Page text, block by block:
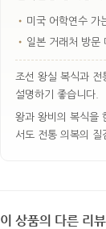
• 미국 어학연수 가
• 일본 거래처 방문
조선 왕실 복식과 전
설명하기 좋습니다.
왕과 왕비의 복식을
서도 전통 의복의 질
이 상품의 다른 리뷰